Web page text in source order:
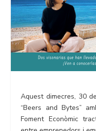
Aquest dimecres, 30
“Beers and Bytes”
Foment Econòmic